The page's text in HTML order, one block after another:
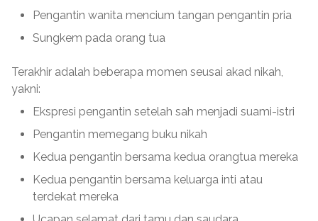
Pengantin wanita mencium tangan pengantin pria
Sungkem pada orang tua
Terakhir adalah beberapa momen seusai akad nikah,
yakni:
Ekspresi pengantin setelah sah menjadi suami-istri
Pengantin memegang buku nikah
Kedua pengantin bersama kedua orangtua mereka
Kedua pengantin bersama keluarga inti atau
terdekat mereka